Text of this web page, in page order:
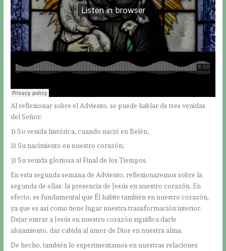
Al reflexionar sobre el Adviento, se puede hablar de tres venidas
del Señor:
1) Su venida histórica, cuando nació en Belén;
2) Su nacimiento en nuestro corazón;
3) Su venida gloriosa al Final de los Tiempos.
En esta segunda semana de Adviento, reflexionaremos sobre la
segunda de ellas: la presencia de Jesús en nuestro corazón. En
efecto, es fundamental que Él habite también en nuestro corazón,
ya que es así como tiene lugar nuestra transformación interior.
Dejar entrar a Jesús en nuestro corazón significa darle
alojamiento, dar cabida al amor de Dios en nuestra alma.
De hecho, también lo experimentamos en nuestras relaciones